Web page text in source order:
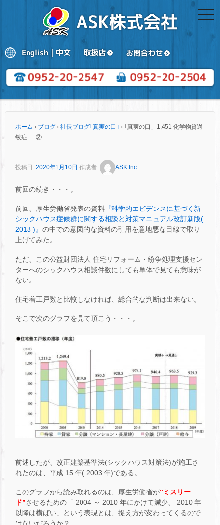
ホーム › ブログ › 社長ブログ｢真実の口｣ › ｢真実の口」1,451 化学物質過
敏症･･･②
投稿日: 2020年1月10日 作成者: ASK Inc.
前回の続き・・・。
前回、厚生労働省発表の資料 『科学的エビデンスに基づく新
シックハウス症候群に関する相談と対策マニュアル改訂新版(
2018 )』 の中での意図的な資料の引用を意地悪な目線で取り
上げてみた。
ただ、この公益財団法人 住宅リフォーム・紛争処理支援セン
ターへのシックハウス相談件数にしても単体で見ても意味が
ない。
住宅着工戸数と比較しなければ、総合的な判断は出来ない。
そこで次のグラフを見て頂こう・・・。
前述したが、改正建築基準法(シックハウス対策法)が施工さ
れたのは、平成 15 年( 2003 年)である。
このグラフから読み取れるのは、厚生労働省が“ミスリー
ド”させるための「 2004 ～ 2010 年にかけて減少、 2010 年
以降は横ばい」という表現とは、捉え方が変わってくるので
はないだろうか？